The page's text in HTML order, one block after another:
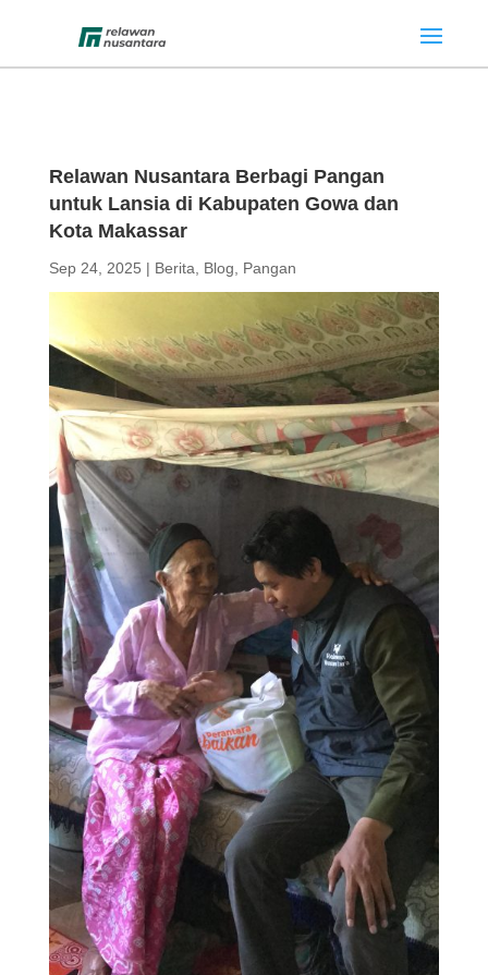
Relawan Nusantara Berbagi Pangan
untuk Lansia di Kabupaten Gowa dan
Kota Makassar
Sep 24, 2025 | Berita Blog Pangan